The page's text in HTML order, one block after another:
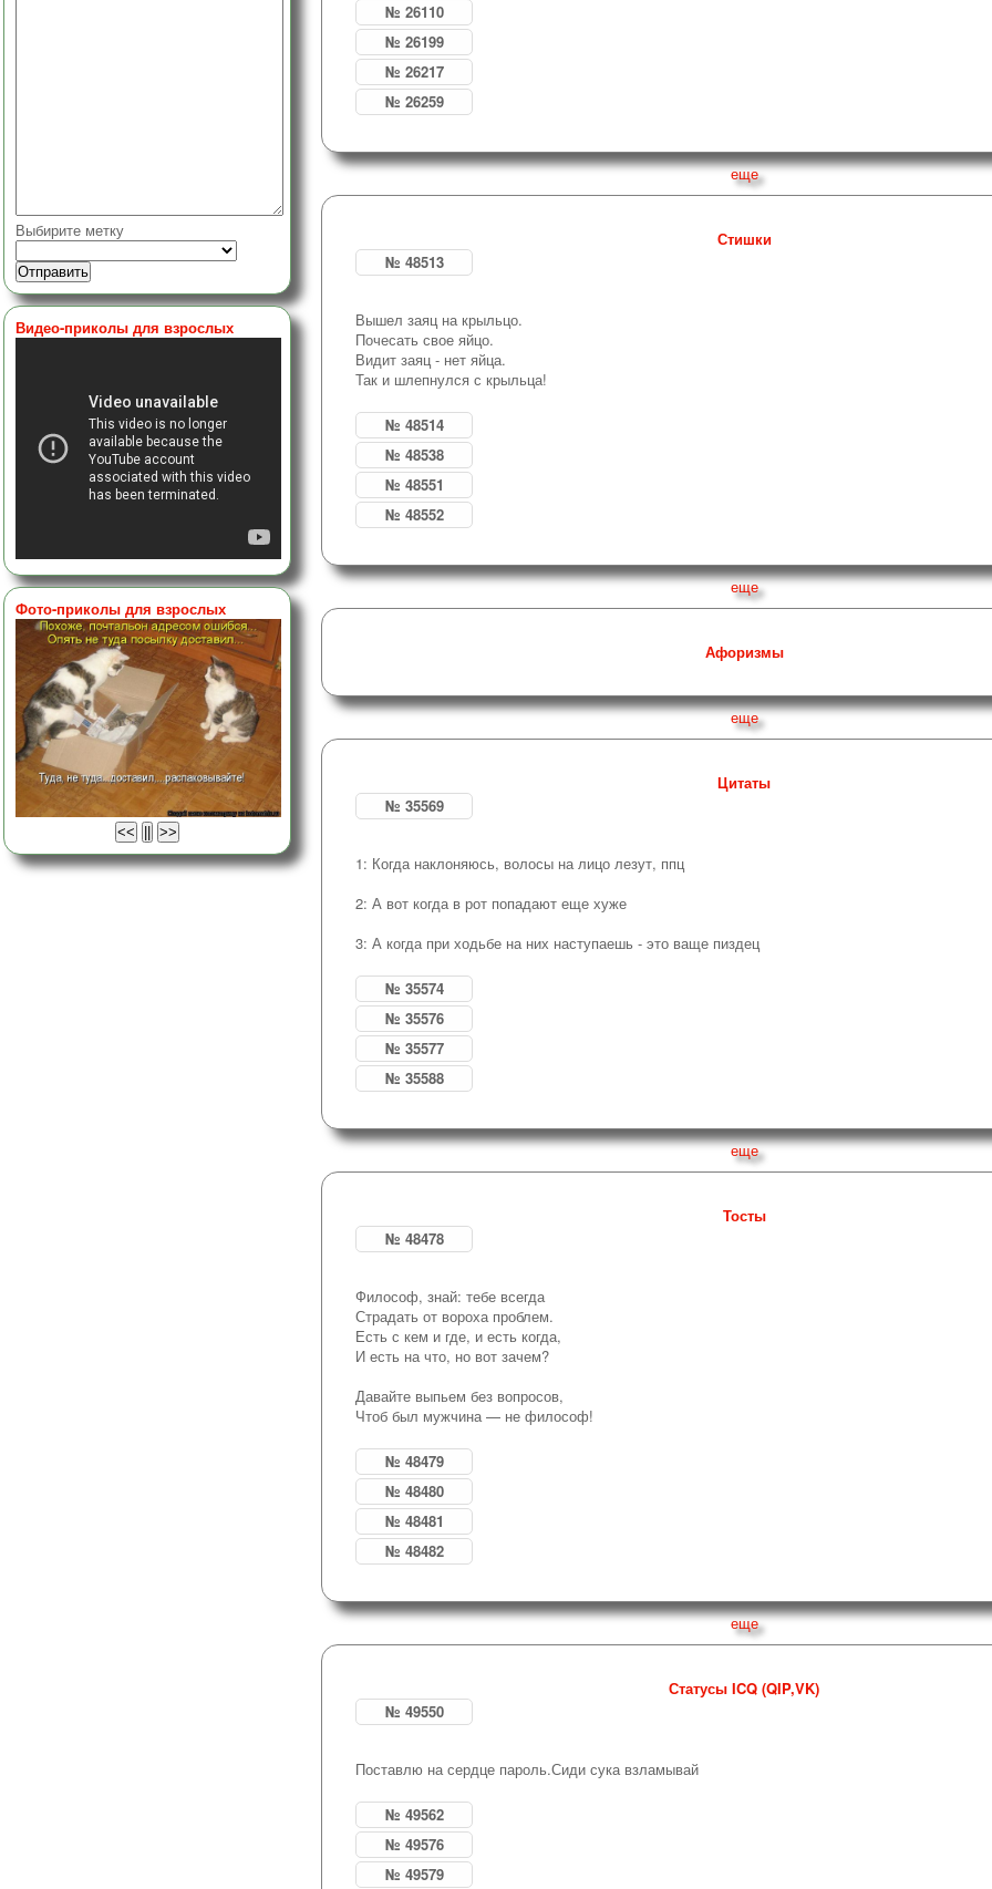
Выбирите метку
Видео-приколы для взрослых
Фото-приколы для взрослых
№ 26110
№ 26199
№ 26217
№ 26259
еще
Стишки
№ 48513
Вышел заяц на крыльцо.
Почесать свое яйцо.
Видит заяц - нет яйца.
Так и шлепнулся с крыльца!
№ 48514
№ 48538
№ 48551
№ 48552
еще
Афоризмы
еще
Цитаты
№ 35569
1: Когда наклоняюсь, волосы на лицо лезут, ппц
2: А вот когда в рот попадают еще хуже
3: А когда при ходьбе на них наступаешь - это ваще пиздец
№ 35574
№ 35576
№ 35577
№ 35588
еще
Тосты
№ 48478
Философ, знай: тебе всегда
Страдать от вороха проблем.
Есть с кем и где, и есть когда,
И есть на что, но вот зачем?
Давайте выпьем без вопросов,
Чтоб был мужчина — не философ!
№ 48479
№ 48480
№ 48481
№ 48482
еще
Статусы ICQ (QIP,VK)
№ 49550
Поставлю на сердце пароль.Сиди сука взламывай
№ 49562
№ 49576
№ 49579